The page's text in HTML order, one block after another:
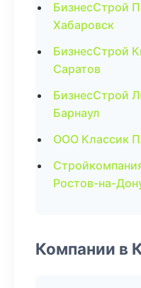
БизнесСтрой
Хабаровск
БизнесСтрой
Саратов
БизнесСтрой
Барнаул
ООО Классик
Ростов-на-
Компании в